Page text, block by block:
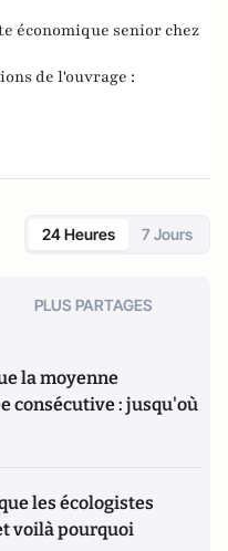
économique senior chez
de l'ouvrage :
24 Heures 7 Jours
PLUS PARTAGES
la moyenne
consécutive : jusqu'où
les écologistes
voilà pourquoi